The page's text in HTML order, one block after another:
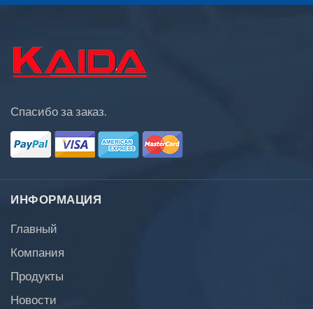
Спасибо за заказ.
ИНФОРМАЦИЯ
Главный
Компания
Продукты
Новости